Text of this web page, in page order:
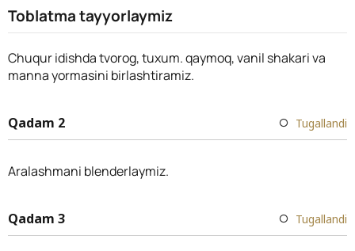
Toblatma tayyorlaymiz
Chuqur idishda tvorog, tuxum. qaymoq, vanil shakari va
manna yormasini birlashtiramiz.
Qadam 2 Tugallandi
Aralashmani blenderlaymiz.
Qadam 3 Tugallandi